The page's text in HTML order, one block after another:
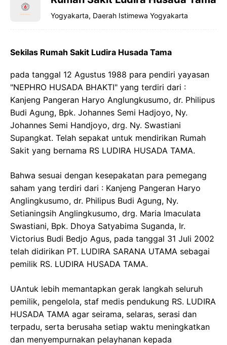
Yogyakarta, Daerah Istimewa Yogyakarta
Sekilas Rumah Sakit Ludira Husada Tama
pada tanggal 12 Agustus 1988 para pendiri yayasan
"NEPHRO HUSADA BHAKTI" yang terdiri dari :
Kanjeng Pangeran Haryo Anglungkusumo, dr. Philipus
Budi Agung, Bpk. Johannes Semi Hadjoyo, Ny.
Johannes Semi Handjoyo, drg. Ny. Swastiani
Supangkat. Telah sepakat untuk mendirikan Rumah
Sakit yang bernama RS LUDIRA HUSADA TAMA.
Bahwa sesuai dengan kesepakatan para pemegang
saham yang terdiri dari : Kanjeng Pangeran Haryo
Anglingkusumo, dr. Philipus Budi Agung, Ny.
Setianingsih Anglingkusumo, drg. Maria Imaculata
Swastiani, Bpk. Dhoya Satyabima Suganda, Ir.
Victorius Budi Bedjo Agus, pada tanggal 31 Juli 2002
telah didirikan PT. LUDIRA SARANA UTAMA sebagai
pemilik RS. LUDIRA HUSADA TAMA.
UAntuk lebih memantapkan gerak langkah seluruh
pemilik, pengelola, staf medis pendukung RS. LUDIRA
HUSADA TAMA agar seirama, selaras, serasi dan
terpadu, serta berusaha setiap waktu meningkatkan
dan menyempurnakan pelayhanan kepada